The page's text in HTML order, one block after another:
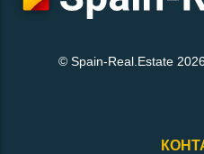
© Spain-Real.Estate